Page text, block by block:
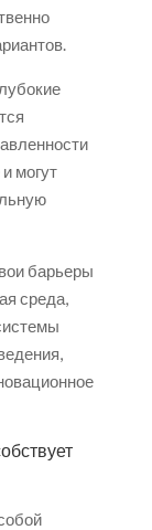
могут
барьеры
среда,